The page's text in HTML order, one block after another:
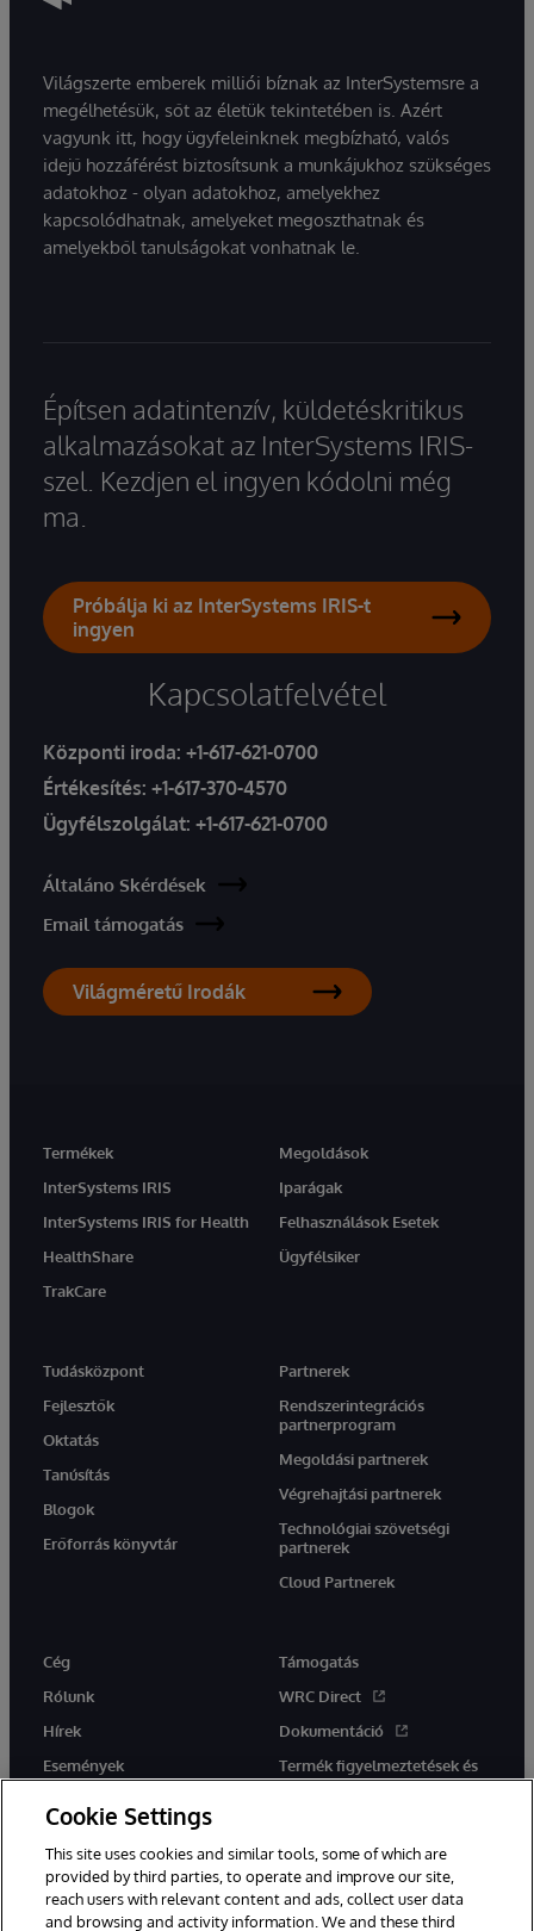
Világszerte emberek milliói bíznak az InterSystemsre a
megélhetésük, sőt az életük tekintetében is. Azért
vagyunk itt, hogy ügyfeleinknek megbízható, valós
idejű hozzáférést biztosítsunk a munkájukhoz szükséges
adatokhoz - olyan adatokhoz, amelyekhez
kapcsolódhatnak, amelyeket megoszthatnak és
amelyekből tanulságokat vonhatnak le.
Építsen adatintenzív, küldetéskritikus
alkalmazásokat az InterSystems IRIS-
szel. Kezdjen el ingyen kódolni még
ma.
Próbálja ki az InterSystems IRIS-t
ingyen
Kapcsolatfelvétel
Központi iroda: +1-617-621-0700
Értékesítés: +1-617-370-4570
Ügyfélszolgálat: +1-617-621-0700
Általáno Skérdések
Email támogatás
Világméretű Irodák
Termékek
InterSystems IRIS
InterSystems IRIS for Health
HealthShare
TrakCare
Megoldások
Iparágak
Felhasználások Esetek
Ügyfélsiker
Tudásközpont
Fejlesztők
Oktatás
Tanúsítás
Blogok
Erőforrás könyvtár
Partnerek
Rendszerintegrációs
partnerprogram
Megoldási partnerek
Végrehajtási partnerek
Technológiai szövetségi
partnerek
Cloud Partnerek
Cég
Rólunk
Hírek
Események
Támogatás
WRC Direct
Dokumentáció
Termék figyelmeztetések és
tanácsok
Cookie Settings
This site uses cookies and similar tools, some of which are
provided by third parties, to operate and improve our site,
reach users with relevant content and ads, collect user data
and browsing and activity information. We and these third